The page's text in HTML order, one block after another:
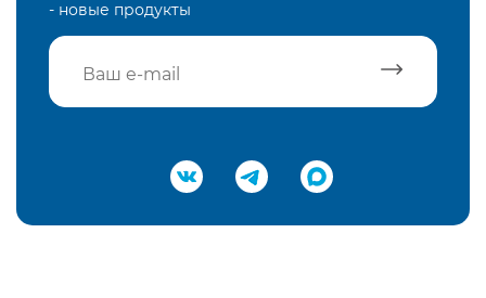
- новые продукты
Подтвердить e-mail